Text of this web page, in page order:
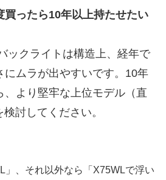
買ったら10年以上持たせたい
ックライトは構造上、経年で
にムラが出やすいです。10年
、より堅牢な上位モデル（直
討してください。
」、それ以外なら「X75WLで浮い